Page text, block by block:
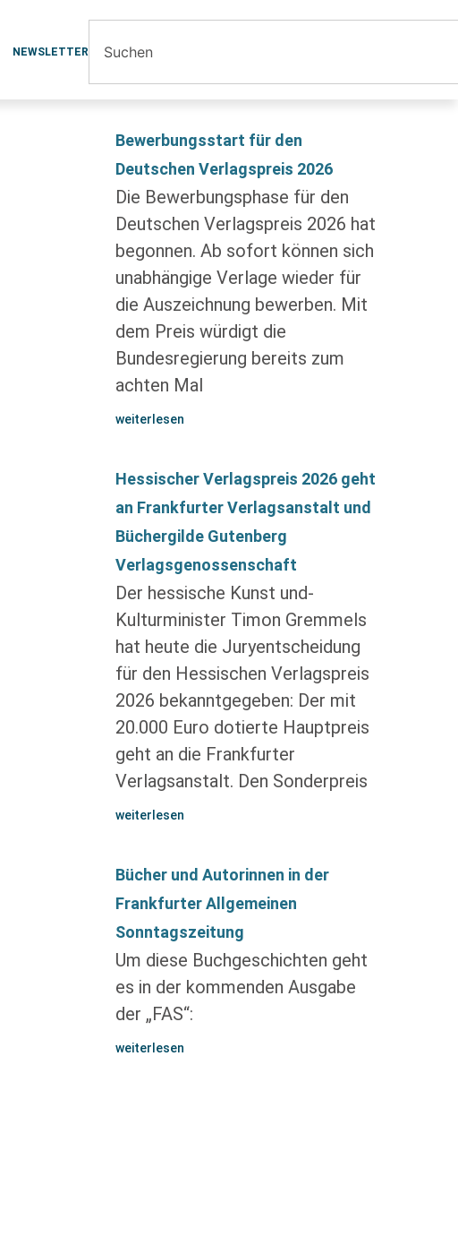
NEWSLETTER
Bewerbungsstart für den
Deutschen Verlagspreis 2026
Die Bewerbungsphase für den
Deutschen Verlagspreis 2026 hat
begonnen. Ab sofort können sich
unabhängige Verlage wieder für
die Auszeichnung bewerben. Mit
dem Preis würdigt die
Bundesregierung bereits zum
achten Mal
weiterlesen
Hessischer Verlagspreis 2026 geht
an Frankfurter Verlagsanstalt und
Büchergilde Gutenberg
Verlagsgenossenschaft
Der hessische Kunst und-
Kulturminister Timon Gremmels
hat heute die Juryentscheidung
für den Hessischen Verlagspreis
2026 bekanntgegeben: Der mit
20.000 Euro dotierte Hauptpreis
geht an die Frankfurter
Verlagsanstalt. Den Sonderpreis
weiterlesen
Bücher und Autorinnen in der
Frankfurter Allgemeinen
Sonntagszeitung
Um diese Buchgeschichten geht
es in der kommenden Ausgabe
der „FAS“:
weiterlesen